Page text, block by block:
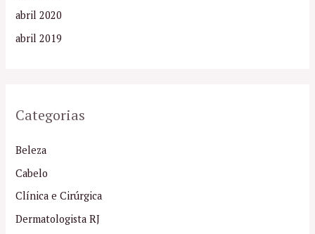
abril 2020
abril 2019
Categorias
Beleza
Cabelo
Clínica e Cirúrgica
Dermatologista RJ